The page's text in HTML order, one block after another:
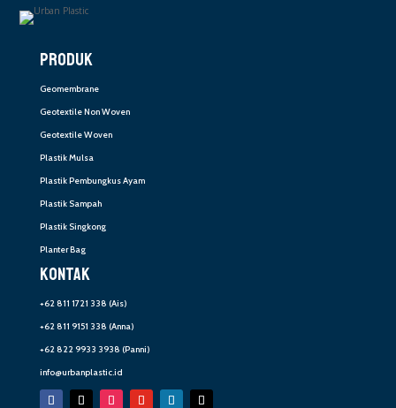
PRODUK
Geomembrane
Geotextile Non Woven
Geotextile Woven
Plastik Mulsa
Plastik Pembungkus Ayam
Plastik Sampah
Plastik Singkong
Planter Bag
KONTAK
+62 811 1721 338 (Ais)
+62 811 9151 338 (Anna)
+62 822 9933 3938 (Panni)
info@urbanplastic.id